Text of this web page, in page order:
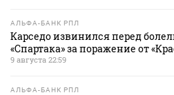
АЛЬФА-БАНК РПЛ
Карседо извинился перед
«Спартака» за поражение от
9 августа 22:59
АЛЬФА-БАНК РПЛ